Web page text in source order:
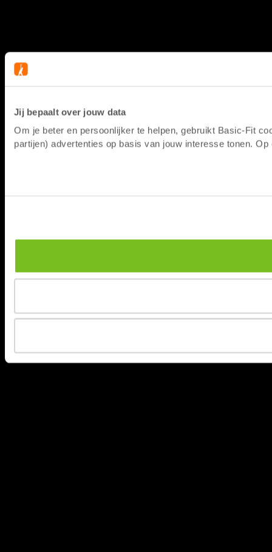
Jij bepaalt over jouw data
Om je beter en persoonlijker te helpen, gebruikt Basic-Fit
partijen) advertenties op basis van jouw interesse tonen.